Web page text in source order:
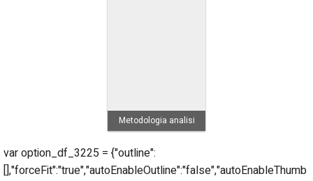
Metodologia analisi
var option_df_3225 = {"outline":
[],"forceFit":"true","autoEnableOutline":"false","autoEnableThumb